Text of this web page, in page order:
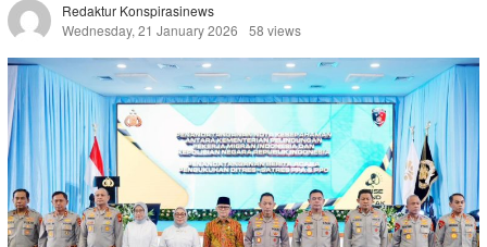
Redaktur Konspirasinews
Wednesday, 21 January 2026
58 views